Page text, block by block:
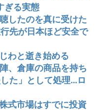
ぎる実態
したのを真に受けた
先が日本ほど安全で
わと逝き始める
、倉庫の商品を持ち
た」として処理…ロ
式市場はすでに投資